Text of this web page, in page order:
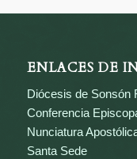
ENLACES DE
Diócesis de Sonsón
Conferencia
Nunciatura
Santa Sede